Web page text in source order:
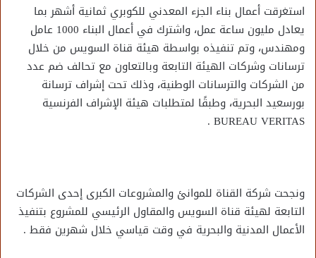
استغرقت أعمال بناء الجزء المعدني للكوبري ثمانية أشهر بما
يعادل مليون ساعة عمل، واشترك في أعمال البناء 1000 عامل
ومهندس، وتم تنفيذه بواسطة هيئة قناة السويس من خلال
ترسانات وشركات الهيئة التابعة وبالتعاون مع تحالف ضم عدد
من الشركات والترسانات الوطنية، وذلك تحت إشراف ترسانة
بورسعيد البحرية، وطبقًا لمتطلبات هيئة الإشراف الفرنسية
BUREAU VERITAS .
ونجحت شركة القناة للموانئ والمشروعات الكبرى إحدى الشركات
التابعة لهيئة قناة السويس والمقاول الرئيسي للمشروع بتنفيذ
الأعمال المدنية والبحرية في وقت قياسي خلال شهرين فقط .